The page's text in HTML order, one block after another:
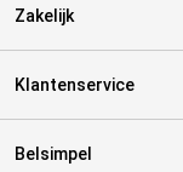
Zakelijk
Klantenservice
Belsimpel